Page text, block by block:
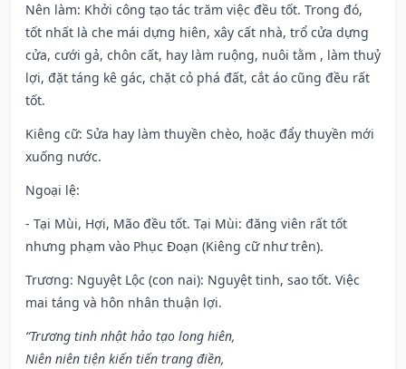
Nên làm: Khởi công tạo tác trăm việc đều tốt. Trong đó,
tốt nhất là che mái dựng hiên, xây cất nhà, trổ cửa dựng
cửa, cưới gả, chôn cất, hay làm ruộng, nuôi tằm , làm thuỷ
lợi, đặt táng kê gác, chặt cỏ phá đất, cắt áo cũng đều rất
tốt.
Kiêng cữ: Sửa hay làm thuyền chèo, hoặc đẩy thuyền mới
xuống nước.
Ngoại lệ:
- Tại Mùi, Hợi, Mão đều tốt. Tại Mùi: đăng viên rất tốt
nhưng phạm vào Phục Đoạn (Kiêng cữ như trên).
Trương: Nguyệt Lộc (con nai): Nguyệt tinh, sao tốt. Việc
mai táng và hôn nhân thuận lợi.
“Trương tinh nhật hảo tạo long hiên,
Niên niên tiện kiến tiến trang điền,